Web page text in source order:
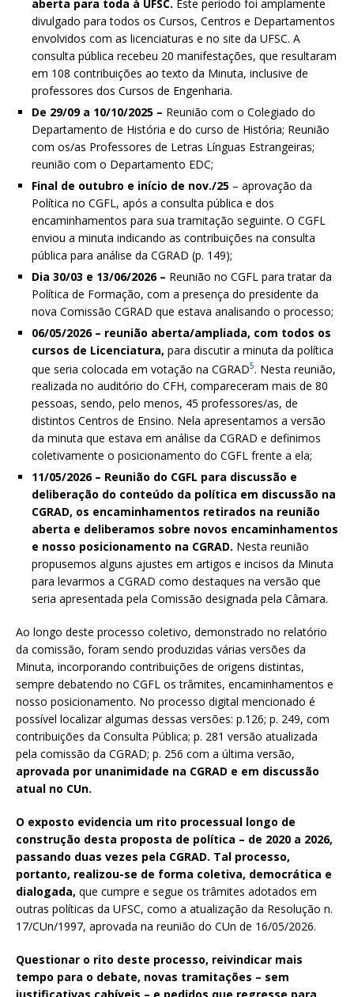
aberta para toda à UFSC. Este período foi amplamente
divulgado para todos os Cursos, Centros e Departamentos
envolvidos com as licenciaturas e no site da UFSC. A
consulta pública recebeu 20 manifestações, que resultaram
em 108 contribuições ao texto da Minuta, inclusive de
professores dos Cursos de Engenharia.
De 29/09 a 10/10/2025 – Reunião com o Colegiado do
Departamento de História e do curso de História; Reunião
com os/as Professores de Letras Línguas Estrangeiras;
reunião com o Departamento EDC;
Final de outubro e início de nov./25 – aprovação da
Política no CGFL, após a consulta pública e dos
encaminhamentos para sua tramitação seguinte. O CGFL
enviou a minuta indicando as contribuições na consulta
pública para análise da CGRAD (p. 149);
Dia 30/03 e 13/06/2026 – Reunião no CGFL para tratar da
Política de Formação, com a presença do presidente da
nova Comissão CGRAD que estava analisando o processo;
06/05/2026 – reunião aberta/ampliada, com todos os
cursos de Licenciatura, para discutir a minuta da política
que seria colocada em votação na CGRAD5. Nesta reunião,
realizada no auditório do CFH, compareceram mais de 80
pessoas, sendo, pelo menos, 45 professores/as, de
distintos Centros de Ensino. Nela apresentamos a versão
da minuta que estava em análise da CGRAD e definimos
coletivamente o posicionamento do CGFL frente a ela;
11/05/2026 – Reunião do CGFL para discussão e
deliberação do conteúdo da política em discussão na
CGRAD, os encaminhamentos retirados na reunião
aberta e deliberamos sobre novos encaminhamentos
e nosso posicionamento na CGRAD. Nesta reunião
propusemos alguns ajustes em artigos e incisos da Minuta
para levarmos a CGRAD como destaques na versão que
seria apresentada pela Comissão designada pela Câmara.
Ao longo deste processo coletivo, demonstrado no relatório
da comissão, foram sendo produzidas várias versões da
Minuta, incorporando contribuições de origens distintas,
sempre debatendo no CGFL os trâmites, encaminhamentos e
nosso posicionamento. No processo digital mencionado é
possível localizar algumas dessas versões: p.126; p. 249, com
contribuições da Consulta Pública; p. 281 versão atualizada
pela comissão da CGRAD; p. 256 com a última versão,
aprovada por unanimidade na CGRAD e em discussão
atual no CUn.
O exposto evidencia um rito processual longo de
construção desta proposta de política – de 2020 a 2026,
passando duas vezes pela CGRAD. Tal processo,
portanto, realizou-se de forma coletiva, democrática e
dialogada, que cumpre e segue os trâmites adotados em
outras políticas da UFSC, como a atualização da Resolução n.
17/CUn/1997, aprovada na reunião do CUn de 16/05/2026.
Questionar o rito deste processo, reivindicar mais
tempo para o debate, novas tramitações – sem